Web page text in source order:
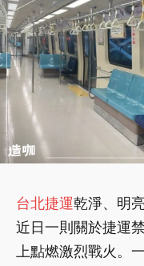
台北捷運乾淨、明
近日一則關於捷運
上點燃激烈戰火。